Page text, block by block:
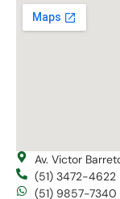
Av. Victor
(51) 3472-4622
(51) 9857-7340